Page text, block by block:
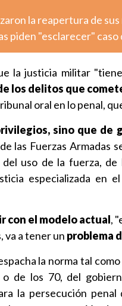
la reapertura de
piden "esclarecer" caso
la justicia militar
los delitos que
oral en lo penal,
sino que de
las Fuerzas Armadas
uso de la fuerza, de
especializada en
con el modelo actual,
va a tener un problema
la norma tal
o de los 70, del
la persecución